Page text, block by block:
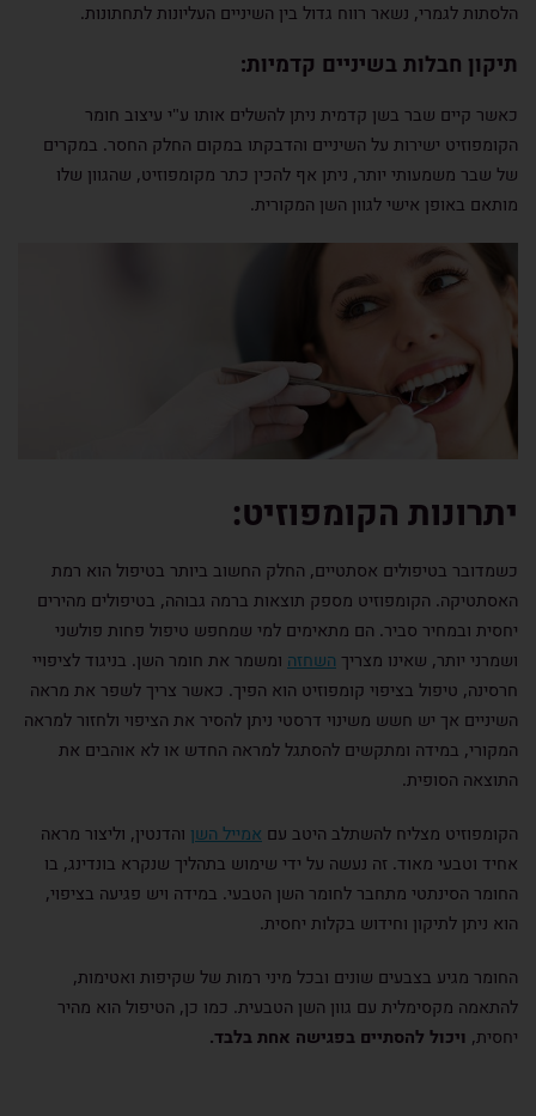
הלסתות לגמרי, נשאר רווח גדול בין השיניים העליונות לתחתונות.
תיקון חבלות בשיניים קדמיות:
כאשר קיים שבר בשן קדמית ניתן להשלים אותו ע"י עיצוב חומר
הקומפוזיט ישירות על השיניים והדבקתו במקום החלק החסר. במקרים
של שבר משמעותי יותר, ניתן אף להכין כתר מקומפוזיט, שהגוון שלו
מותאם באופן אישי לגוון השן המקורית.
יתרונות הקומפוזיט:
כשמדובר בטיפולים אסתטיים, החלק החשוב ביותר בטיפול הוא רמת
האסתטיקה. הקומפוזיט מספק תוצאות ברמה גבוהה, בטיפולים מהירים
יחסית ובמחיר סביר. הם מתאימים למי שמחפש טיפול פחות פולשני
ושמרני יותר, שאינו מצריך השחזה ומשמר את חומר השן. בניגוד לציפויי
חרסינה, טיפול בציפוי קומפוזיט הוא הפיך. כאשר צריך לשפר את מראה
השיניים אך יש חשש משינוי דרסטי ניתן להסיר את הציפוי ולחזור למראה
המקורי, במידה ומתקשים להסתגל למראה החדש או לא אוהבים את
התוצאה הסופית.
הקומפוזיט מצליח להשתלב היטב עם אמייל השן והדנטין, וליצור מראה
אחיד וטבעי מאוד. זה נעשה על ידי שימוש בתהליך שנקרא בונדינג, בו
החומר הסינתטי מתחבר לחומר השן הטבעי. במידה ויש פגיעה בציפוי,
הוא ניתן לתיקון וחידוש בקלות יחסית.
החומר מגיע בצבעים שונים ובכל מיני רמות של שקיפות ואטימות,
להתאמה מקסימלית עם גוון השן הטבעית. כמו כן, הטיפול הוא מהיר
יחסית, ויכול להסתיים בפגישה אחת בלבד.